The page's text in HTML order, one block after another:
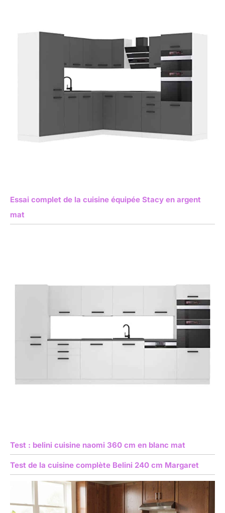
Essai complet de la cuisine équipée Stacy en argent
mat
Test : belini cuisine naomi 360 cm en blanc mat
Test de la cuisine complète Belini 240 cm Margaret